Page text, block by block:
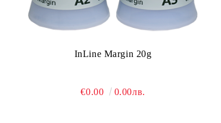
InLine Margin 20g
€0.00 0.00лв.